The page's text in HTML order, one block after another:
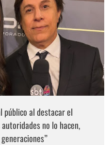
público al destacar el
no lo hacen,